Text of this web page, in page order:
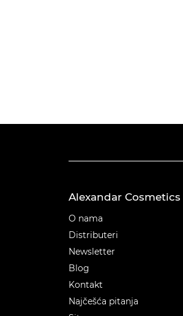
Alexandar Cosmetics
O nama
Distributeri
Newsletter
Blog
Kontakt
Najčešća pitanja